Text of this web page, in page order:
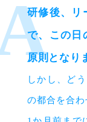
研修後、リ
で、この日
原則となり
しかし、ど
の都合を合わ